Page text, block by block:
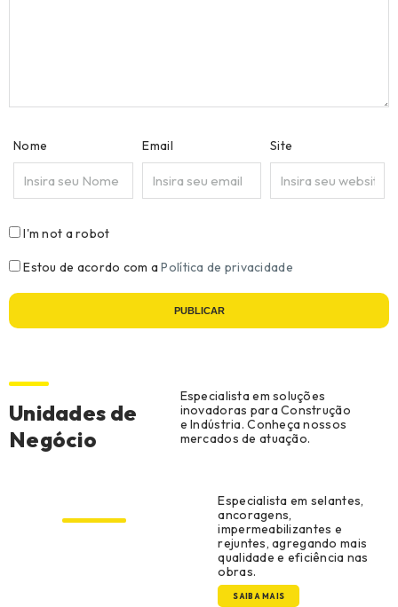
Nome Email Site
I'm not a robot
Estou de acordo com aPolítica de privacidade
PUBLICAR
Unidades de
Negócio
Especialista em soluções
inovadoras para Construção
e Indústria. Conheça nossos
mercados de atuação.
Especialista em selantes,
ancoragens,
impermeabilizantes e
rejuntes, agregando mais
qualidade e eficiência nas
obras.
SAIBA MAIS